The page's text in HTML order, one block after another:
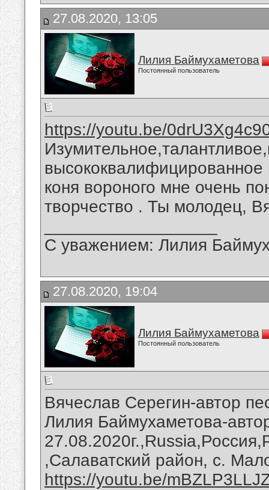
27.08.2020, 13:05
Лилия Баймухаметова
Постоянный пользователь
https://youtu.be/
высококвалифицированное
коня вороного мне очень
творчество . Ты молодец,
С уважением: Лилия
27.08.2020, 19:04
Лилия Баймухаметова
Постоянный пользователь
Вячеслав Серегин-автор
Лилия Баймухаметова-
,Салаватский район, с.
https://youtu.be/